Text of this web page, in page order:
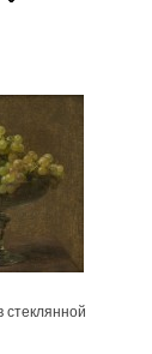
стеклянной